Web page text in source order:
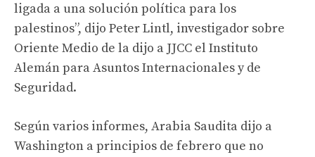
ligada a una solución política para los
palestinos”, dijo Peter Lintl, investigador sobre
Oriente Medio de la dijo a JJCC el Instituto
Alemán para Asuntos Internacionales y de
Seguridad.
Según varios informes, Arabia Saudita dijo a
Washington a principios de febrero que no